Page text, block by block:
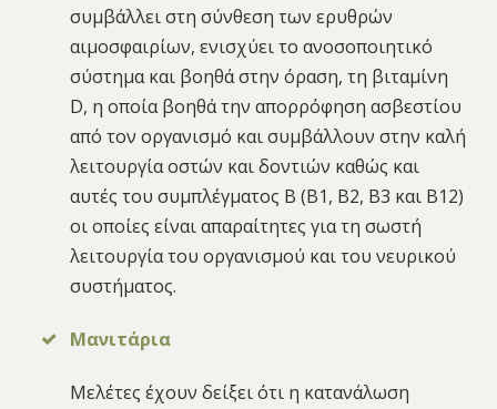
συμβάλλει στη σύνθεση των ερυθρών
αιμοσφαιρίων, ενισχύει το ανοσοποιητικό
σύστημα και βοηθά στην όραση, τη βιταμίνη
D, η οποία βοηθά την απορρόφηση ασβεστίου
από τον οργανισμό και συμβάλλουν στην καλή
λειτουργία οστών και δοντιών καθώς και
αυτές του συμπλέγματος Β (Β1, Β2, Β3 και Β12)
οι οποίες είναι απαραίτητες για τη σωστή
λειτουργία του οργανισμού και του νευρικού
συστήματος.
Μανιτάρια
Μελέτες έχουν δείξει ότι η κατανάλωση